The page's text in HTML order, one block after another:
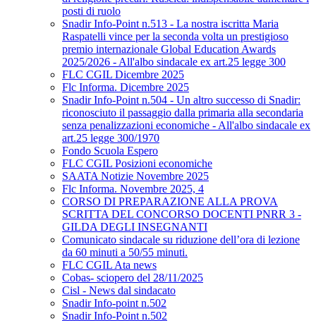
posti di ruolo
Snadir Info-Point n.513 - La nostra iscritta Maria
Raspatelli vince per la seconda volta un prestigioso
premio internazionale Global Education Awards
2025/2026 - All'albo sindacale ex art.25 legge 300
FLC CGIL Dicembre 2025
Flc Informa. Dicembre 2025
Snadir Info-Point n.504 - Un altro successo di Snadir:
riconosciuto il passaggio dalla primaria alla secondaria
senza penalizzazioni economiche - All'albo sindacale ex
art.25 legge 300/1970
Fondo Scuola Espero
FLC CGIL Posizioni economiche
SAATA Notizie Novembre 2025
Flc Informa. Novembre 2025, 4
CORSO DI PREPARAZIONE ALLA PROVA
SCRITTA DEL CONCORSO DOCENTI PNRR 3 -
GILDA DEGLI INSEGNANTI
Comunicato sindacale su riduzione dell’ora di lezione
da 60 minuti a 50/55 minuti.
FLC CGIL Ata news
Cobas- sciopero del 28/11/2025
Cisl - News dal sindacato
Snadir Info-point n.502
Snadir Info-Point n.502